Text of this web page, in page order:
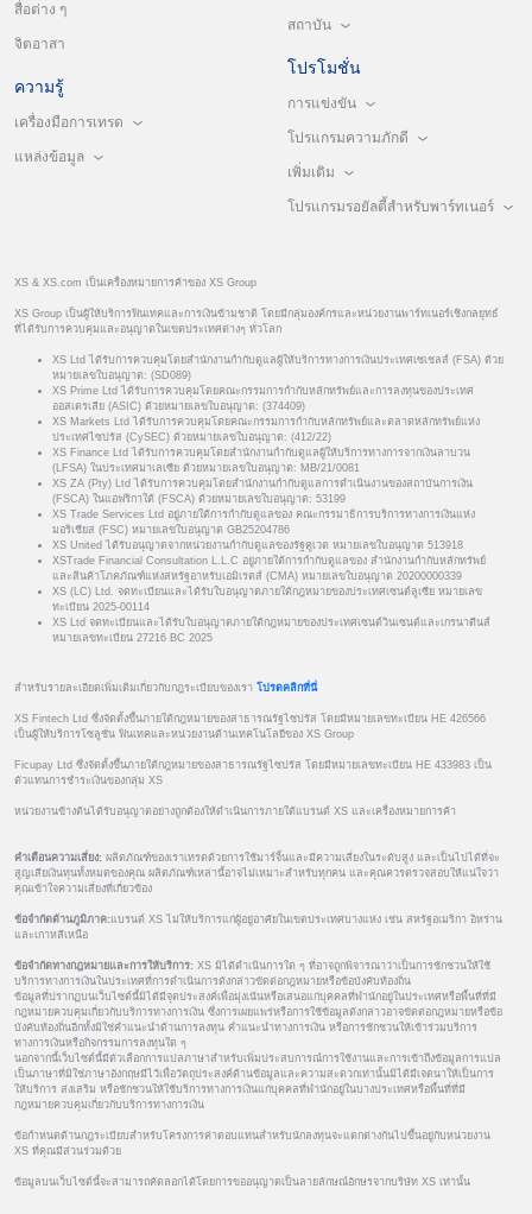
สื่อต่าง ๆ
จิตอาสา
ความรู้
เครื่องมือการเทรด
แหล่งข้อมูล
สถาบัน
โปรโมชั่น
การแข่งขัน
โปรแกรมความภักดี
เพิ่มเติม
โปรแกรมรอยัลตี้สำหรับพาร์ทเนอร์
XS & XS.com เป็นเครื่องหมายการค้าของ XS Group
XS Group เป็นผู้ให้บริการฟินเทคและการเงินข้ามชาติ โดยมีกลุ่มองค์กรและหน่วยงานพาร์ทเนอร์เชิงกลยุทธ์
ที่ได้รับการควบคุมและอนุญาตในเขตประเทศต่างๆ ทั่วโลก
XS Ltd ได้รับการควบคุมโดยสำนักงานกำกับดูแลผู้ให้บริการทางการเงินประเทศเซเชลส์ (FSA) ด้วย
หมายเลขใบอนุญาต: (SD089)
XS Prime Ltd ได้รับการควบคุมโดยคณะกรรมการกำกับหลักทรัพย์และการลงทุนของประเทศ
ออสเตรเลีย (ASIC) ด้วยหมายเลขใบอนุญาต: (374409)
XS Markets Ltd ได้รับการควบคุมโดยคณะกรรมการกำกับหลักทรัพย์และตลาดหลักทรัพย์แห่ง
ประเทศไซปรัส (CySEC) ด้วยหมายเลขใบอนุญาต: (412/22)
XS Finance Ltd ได้รับการควบคุมโดยสำนักงานกำกับดูแลผู้ให้บริการทางการจากเงินลาบวน
(LFSA) ในประเทศมาเลเซีย ด้วยหมายเลขใบอนุญาต: MB/21/0081
XS ZA (Pty) Ltd ได้รับการควบคุมโดยสำนักงานกำกับดูแลการดำเนินงานของสถาบันการเงิน
(FSCA) ในแอฟริกาใต้ (FSCA) ด้วยหมายเลขใบอนุญาต: 53199
XS Trade Services Ltd อยู่ภายใต้การกำกับดูแลของ คณะกรรมาธิการบริการทางการเงินแห่ง
มอริเชียส (FSC) หมายเลขใบอนุญาต GB25204786
XS United ได้รับอนุญาตจากหน่วยงานกำกับดูแลของรัฐคูเวต หมายเลขใบอนุญาต 513918
XSTrade Financial Consultation L.L.C อยู่ภายใต้การกำกับดูแลของ สำนักงานกำกับหลักทรัพย์
และสินค้าโภคภัณฑ์แห่งสหรัฐอาหรับเอมิเรตส์ (CMA) หมายเลขใบอนุญาต 20200000339
XS (LC) Ltd. จดทะเบียนและได้รับใบอนุญาตภายใต้กฎหมายของประเทศเซนต์ลูเซีย หมายเลข
ทะเบียน 2025-00114
XS Ltd จดทะเบียนและได้รับใบอนุญาตภายใต้กฎหมายของประเทศเซนต์วินเซนต์และเกรนาดีนส์
หมายเลขทะเบียน 27216 BC 2025
สำหรับรายละเอียดเพิ่มเติมเกี่ยวกับกฎระเบียบของเรา โปรดคลิกที่นี่
XS Fintech Ltd ซึ่งจัดตั้งขึ้นภายใต้กฎหมายของสาธารณรัฐไซปรัส โดยมีหมายเลขทะเบียน HE 426566
เป็นผู้ให้บริการโซลูชั่น ฟินเทคและหน่วยงานด้านเทคโนโลยีของ XS Group
Ficupay Ltd ซึ่งจัดตั้งขึ้นภายใต้กฎหมายของสาธารณรัฐไซปรัส โดยมีหมายเลขทะเบียน HE 433983 เป็น
ตัวแทนการชำระเงินของกลุ่ม XS
หน่วยงานข้างต้นได้รับอนุญาตอย่างถูกต้องให้ดำเนินการภายใต้แบรนด์ XS และเครื่องหมายการค้า
คำเตือนความเสี่ยง: ผลิตภัณฑ์ของเราเทรดด้วยการใช้มาร์จิ้นและมีความเสี่ยงในระดับสูง และเป็นไปได้ที่จะ
สูญเสียเงินทุนทั้งหมดของคุณ ผลิตภัณฑ์เหล่านี้อาจไม่เหมาะสำหรับทุกคน และคุณควรตรวจสอบให้แน่ใจว่า
คุณเข้าใจความเสี่ยงที่เกี่ยวข้อง
ข้อจำกัดด้านภูมิภาค: แบรนด์ XS ไม่ให้บริการแก่ผู้อยู่อาศัยในเขตประเทศบางแห่ง เช่น สหรัฐอเมริกา อิหร่าน
และเกาหลีเหนือ
ข้อจำกัดทางกฎหมายและการให้บริการ: XS มิได้ดำเนินการใด ๆ ที่อาจถูกพิจารณาว่าเป็นการชักชวนให้ใช้
บริการทางการเงินในประเทศที่การดำเนินการดังกล่าวขัดต่อกฎหมายหรือข้อบังคับท้องถิ่น
ข้อมูลที่ปรากฏบนเว็บไซต์นี้มิได้มีจุดประสงค์เพื่อมุ่งเน้นหรือเสนอแก่บุคคลที่พำนักอยู่ในประเทศหรือพื้นที่ที่มี
กฎหมายควบคุมเกี่ยวกับบริการทางการเงิน ซึ่งการเผยแพร่หรือการใช้ข้อมูลดังกล่าวอาจขัดต่อกฎหมายหรือข้อ
บังคับท้องถิ่นอีกทั้งมิใช่คำแนะนำด้านการลงทุน คำแนะนำทางการเงิน หรือการชักชวนให้เข้าร่วมบริการ
ทางการเงินหรือกิจกรรมการลงทุนใด ๆ
นอกจากนี้เว็บไซต์นี้มีตัวเลือกการแปลภาษาสำหรับเพิ่มประสบการณ์การใช้งานและการเข้าถึงข้อมูลการแปล
เป็นภาษาที่มิใช่ภาษาอังกฤษมีไว้เพื่อวัตถุประสงค์ด้านข้อมูลและความสะดวกเท่านั้นมิได้มีเจตนาให้เป็นการ
ให้บริการ ส่งเสริม หรือชักชวนให้ใช้บริการทางการเงินแก่บุคคลที่พำนักอยู่ในบางประเทศหรือพื้นที่ที่มี
กฎหมายควบคุมเกี่ยวกับบริการทางการเงิน
ข้อกำหนดด้านกฎระเบียบสำหรับโครงการค่าตอบแทนสำหรับนักลงทุนจะแตกต่างกันไปขึ้นอยู่กับหน่วยงาน
XS ที่คุณมีส่วนร่วมด้วย
ข้อมูลบนเว็บไซต์นี้จะสามารถคัดลอกได้โดยการขออนุญาตเป็นลายลักษณ์อักษรจากบริษัท XS เท่านั้น